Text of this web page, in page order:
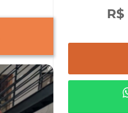
R$